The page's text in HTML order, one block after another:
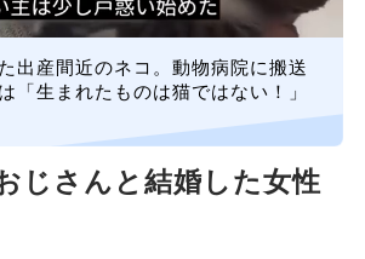
出産間近のネコ。動物病院に搬送
「生まれたものは猫ではない！」
じさんと結婚した女性